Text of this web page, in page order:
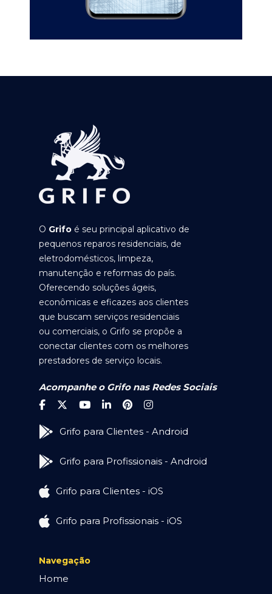
O Grifo é seu principal aplicativo de
pequenos reparos residenciais, de
eletrodomésticos, limpeza,
manutenção e reformas do país.
Oferecendo soluções ágeis,
econômicas e eficazes aos clientes
que buscam serviços residenciais
ou comerciais, o Grifo se propõe a
conectar clientes com os melhores
prestadores de serviço locais.
Acompanhe o Grifo nas Redes Sociais
Grifo para Clientes - Android
Grifo para Profissionais - Android
Grifo para Clientes - iOS
Grifo para Profissionais - iOS
Navegação
Home